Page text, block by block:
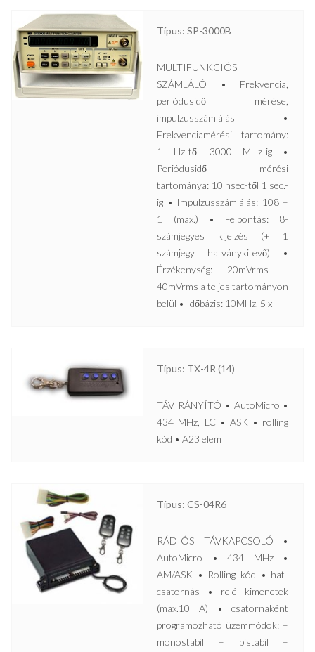
Típus: SP-3000B
MULTIFUNKCIÓS
SZÁMLÁLÓ • Frekvencia,
periódusidő mérése,
impulzusszámlálás •
Frekvenciamérési tartomány:
1 Hz-től 3000 MHz-ig •
Periódusidő mérési
tartománya: 10 nsec-től 1 sec.-
ig • Impulzusszámlálás: 108 –
1 (max.) • Felbontás: 8-
számjegyes kijelzés (+ 1
számjegy hatványkitevő) •
Érzékenység: 20mVrms –
40mVrms a teljes tartományon
belül • Időbázis: 10MHz, 5 x
Típus: TX-4R (14)
TÁVIRÁNYÍTÓ • AutoMicro •
434 MHz, LC • ASK • rolling
kód • A23 elem
Típus: CS-04R6
RÁDIÓS TÁVKAPCSOLÓ •
AutoMicro • 434 MHz •
AM/ASK • Rolling kód • hat-
csatornás • relé kimenetek
(max.10 A) • csatornaként
programozható üzemmódok: –
monostabil – bistabil –